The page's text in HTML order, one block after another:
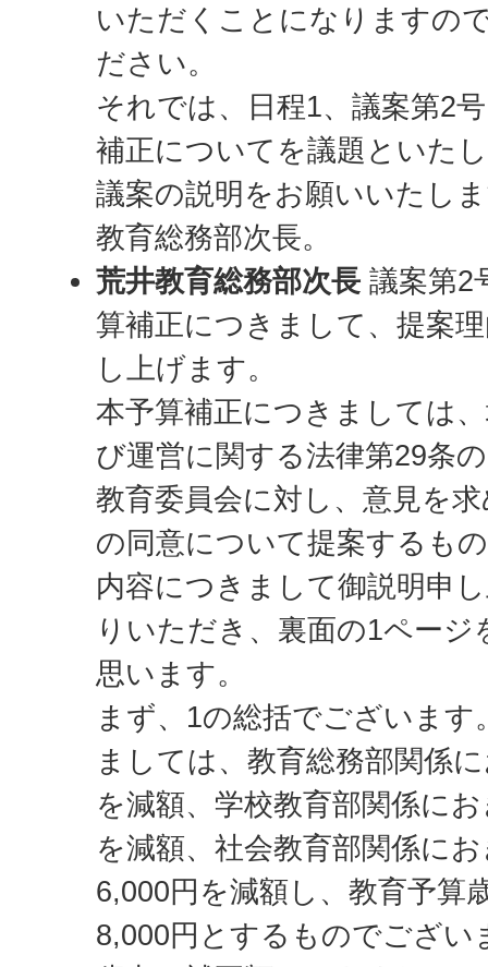
いただくことになりますの
ださい。
それでは、日程1、議案第2
補正についてを議題といた
議案の説明をお願いいたし
教育総務部次長。
荒井教育総務部次長 議案第2
算補正につきまして、提案
し上げます。
本予算補正につきましては
び運営に関する法律第29条
教育委員会に対し、意見を
の同意について提案するも
内容につきまして御説明申
りいただき、裏面の1ペー
思います。
まず、1の総括でございま
ましては、教育総務部関係
を減額、学校教育部関係に
を減額、社会教育部関係に
6,000円を減額し、教育予算
8,000円とするものでござい